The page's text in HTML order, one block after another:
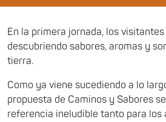
En la primera jornada, los
descubriendo sabores, aromas y
tierra.
Como ya viene sucediendo a lo
propuesta de Caminos y Sabores
referencia ineludible tanto para los